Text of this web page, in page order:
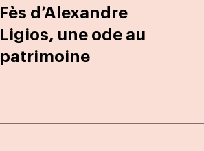
Fès d’Alexandre
Ligios, une ode au
patrimoine